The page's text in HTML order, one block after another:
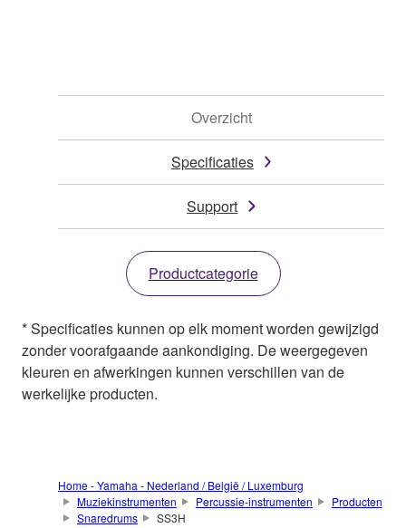
Overzicht
Specificaties
Support
Productcategorie
* Specificaties kunnen op elk moment worden gewijzigd
zonder voorafgaande aankondiging. De weergegeven
kleuren en afwerkingen kunnen verschillen van de
werkelijke producten.
Home - Yamaha - Nederland / België / Luxemburg
Muziekinstrumenten
Percussie-instrumenten
Producten
Snaredrums
SS3H